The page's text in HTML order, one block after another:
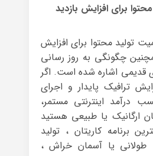
برای افزایش بازدید
تولید محتوا برای افزایش
چگونگی به روز رسانی
قدیمی اشاره شده است. اگر
ترافیک پایدار و اجرای
درآمد اینترنتی مستمر،
ارگانیک یا طبیعی هستید
برنامه کاریتان ، تولید
طولانی یا آسمان خراش ،